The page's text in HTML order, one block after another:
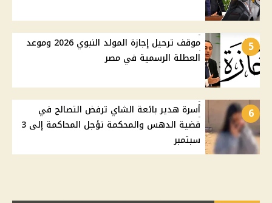
5
موقف ترحيل إجازة المولد النبوي 2026 وموعد
العطلة الرسمية في مصر
6
أسرة هدير بائعة الشاي ترفض التصالح في
قضية الدهس والمحكمة تؤجل المحاكمة إلى 3
سبتمبر